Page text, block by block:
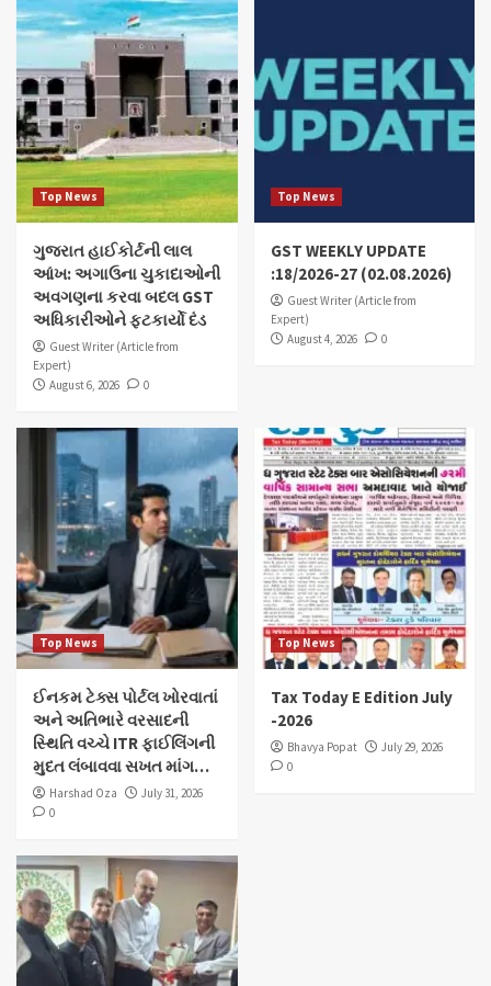
Top News
ગુજરાત હાઈકોર્ટની લાલ
આંખ: અગાઉના ચુકાદાઓની
અવગણના કરવા બદલ GST
અધિકારીઓને ફટકાર્યો દંડ
Guest Writer (Article from
Expert)
August 6, 2026
0
Top News
GST WEEKLY UPDATE
:18/2026-27 (02.08.2026)
Guest Writer (Article from
Expert)
August 4, 2026
0
Top News
ઈનકમ ટેક્સ પોર્ટલ ખોરવાતાં
અને અતિભારે વરસાદની
સ્થિતિ વચ્ચે ITR ફાઈલિંગની
મુદત લંબાવવા સખત માંગ…
Harshad Oza
July 31, 2026
0
Top News
Tax Today E Edition July
-2026
Bhavya Popat
July 29, 2026
0